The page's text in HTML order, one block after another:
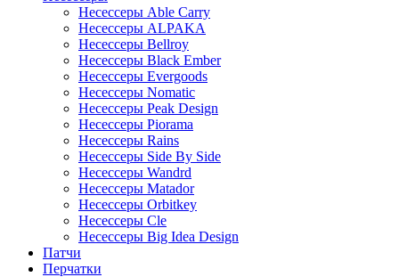
Несессеры Able Carry
Несессеры ALPAKA
Несессеры Bellroy
Несессеры Black Ember
Несессеры Evergoods
Несессеры Nomatic
Несессеры Peak Design
Несессеры Piorama
Несессеры Rains
Несессеры Side By Side
Несессеры Wandrd
Несессеры Matador
Несессеры Orbitkey
Несессеры Cle
Несессеры Big Idea Design
Патчи
Перчатки